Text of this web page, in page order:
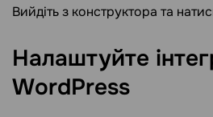
Вийдіть з конструктора та
Налаштуйте
WordPress